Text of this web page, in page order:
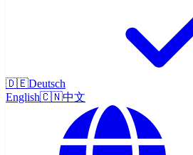
🇩🇪Deutsch
English🇨🇳中文